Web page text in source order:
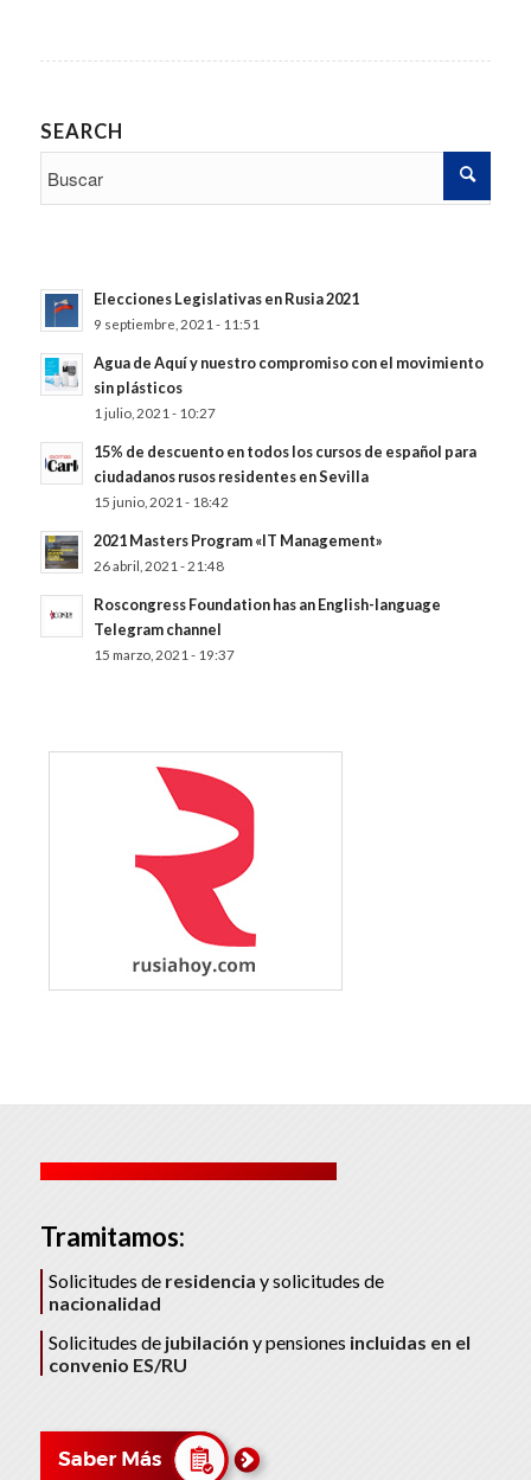
SEARCH
Elecciones Legislativas en Rusia 2021
9 septiembre, 2021 - 11:51
Agua de Aquí y nuestro compromiso con el movimiento
sin plásticos
1 julio, 2021 - 10:27
15% de descuento en todos los cursos de español para
ciudadanos rusos residentes en Sevilla
15 junio, 2021 - 18:42
2021 Masters Program «IT Management»
26 abril, 2021 - 21:48
Roscongress Foundation has an English-language
Telegram channel
15 marzo, 2021 - 19:37
Tramitamos:
Solicitudes de residencia y solicitudes de
nacionalidad
Solicitudes de jubilación y pensiones incluidas en el
convenio ES/RU